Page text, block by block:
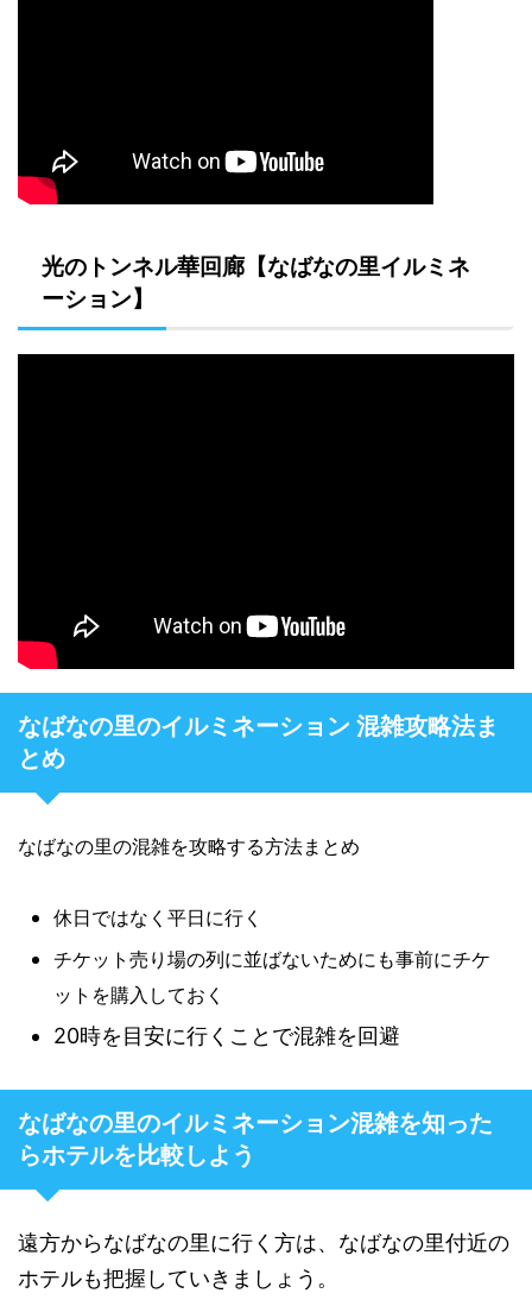
光のトンネル華回廊【なばなの里イルミネ
ーション】
なばなの里のイルミネーション 混雑攻略法ま
とめ
なばなの里の混雑を攻略する方法まとめ
休日ではなく平日に行く
チケット売り場の列に並ばないためにも事前にチケ
ットを購入しておく
20時を目安に行くことで混雑を回避
なばなの里のイルミネーション混雑を知った
らホテルを比較しよう
遠方からなばなの里に行く方は、なばなの里付近の
ホテルも把握していきましょう。